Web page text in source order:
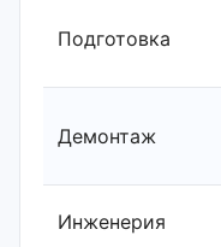
Подготовка
Демонтаж
Инженерия